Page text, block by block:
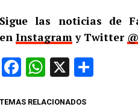
Sigue las noticias de
en Instagramy Twitter
Facebook
WhatsApp
X
TEMAS RELACIONADOS